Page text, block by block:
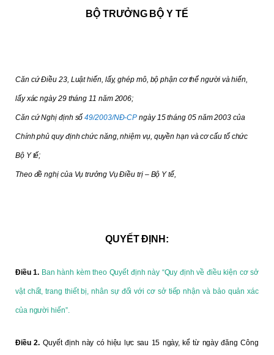
BỘ TRƯỞNG BỘ Y TẾ
Căn cứ Điều 23, Luật hiến, lấy, ghép mô, bộ phận cơ thể người và hiến,
lấy xác ngày 29 tháng 11 năm 2006;
Căn cứ Nghị định số49/2003/NĐ-CP ngày 15 tháng 05 năm 2003 của
Chính phủ quy định chức năng, nhiệm vụ, quyền hạn và cơ cấu tổ chức
Bộ Y tế;
Theo đề nghị của Vụ trưởng Vụ Điều trị – Bộ Y tế,
QUYẾT ĐỊNH:
Điều 1. Ban hành kèm theo Quyết định này “Quy định về điều kiện cơ sở
vật chất, trang thiết bị, nhân sự đối với cơ sở tiếp nhận và bảo quản xác
của người hiến”.
Điều 2. Quyết định này có hiệu lực sau 15 ngày, kể từ ngày đăng Công